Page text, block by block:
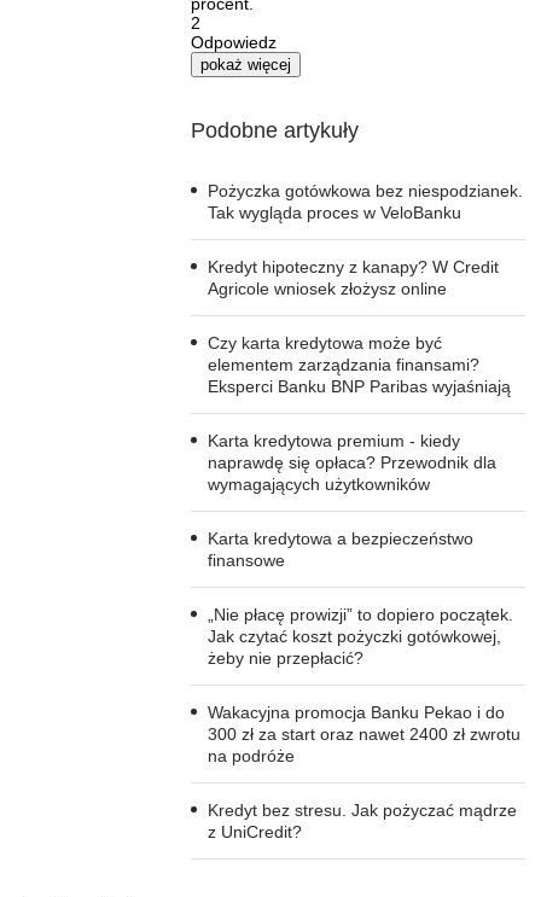
2
Odpowiedz
pokaż więcej
Podobne artykuły
Pożyczka gotówkowa bez niespodzianek.
Tak wygląda proces w VeloBanku
Kredyt hipoteczny z kanapy? W Credit
Agricole wniosek złożysz online
Czy karta kredytowa może być
elementem zarządzania finansami?
Eksperci Banku BNP Paribas wyjaśniają
Karta kredytowa premium - kiedy
naprawdę się opłaca? Przewodnik dla
wymagających użytkowników
Karta kredytowa a bezpieczeństwo
finansowe
„Nie płacę prowizji” to dopiero początek.
Jak czytać koszt pożyczki gotówkowej,
żeby nie przepłacić?
Wakacyjna promocja Banku Pekao i do
300 zł za start oraz nawet 2400 zł zwrotu
na podróże
Kredyt bez stresu. Jak pożyczać mądrze
z UniCredit?